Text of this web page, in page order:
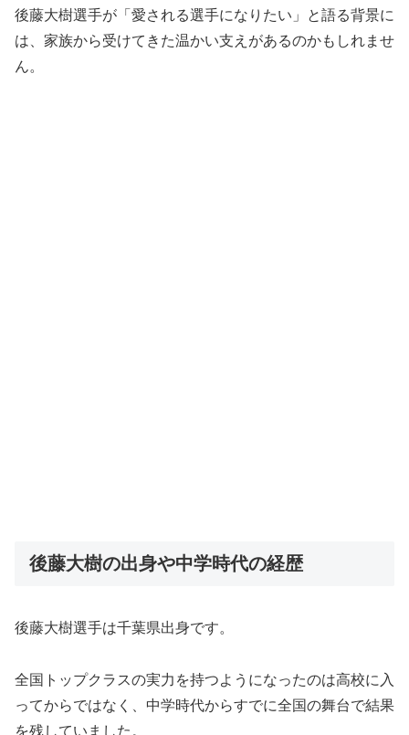
後藤大樹選手が「愛される選手になりたい」と語る背景に
は、家族から受けてきた温かい支えがあるのかもしれませ
ん。
後藤大樹の出身や中学時代の経歴
後藤大樹選手は千葉県出身です。
全国トップクラスの実力を持つようになったのは高校に入
ってからではなく、中学時代からすでに全国の舞台で結果
を残していました。